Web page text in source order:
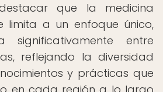
que la medicina
limita a un enfoque único,
entre
reflejando la diversidad
y prácticas que